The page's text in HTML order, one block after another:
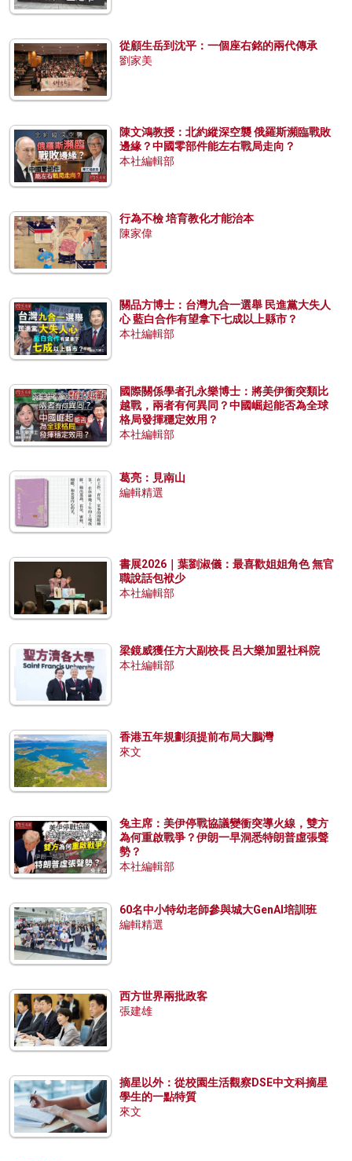
從顧生岳到沈平：一個座右銘的兩代傳承
劉家美
陳文鴻教授：北約縱深空襲 俄羅斯瀕臨戰敗
邊緣？中國零部件能左右戰局走向？
本社編輯部
行為不檢 培育教化才能治本
陳家偉
關品方博士：台灣九合一選舉 民進黨大失人
心 藍白合作有望拿下七成以上縣市？
本社編輯部
國際關係學者孔永樂博士：將美伊衝突類比
越戰，兩者有何異同？中國崛起能否為全球
格局發揮穩定效用？
本社編輯部
葛亮：見南山
編輯精選
書展2026｜葉劉淑儀：最喜歡姐姐角色 無官
職說話包袱少
本社編輯部
梁鏡威獲任方大副校長 呂大樂加盟社科院
本社編輯部
香港五年規劃須提前布局大鵬灣
來文
兔主席：美伊停戰協議變衝突導火線，雙方
為何重啟戰爭？伊朗一早洞悉特朗普虛張聲
勢？
本社編輯部
60名中小特幼老師參與城大GenAI培訓班
編輯精選
西方世界兩批政客
張建雄
摘星以外：從校園生活觀察DSE中文科摘星
學生的一點特質
來文